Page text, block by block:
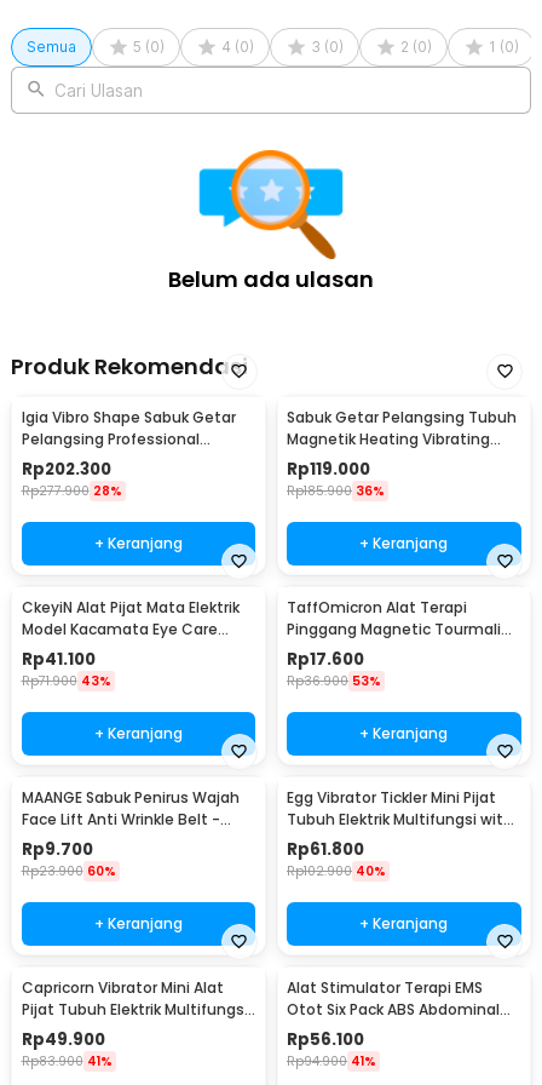
Semua 5 (0) 4 (0) 3 (0) 2 (0) 1 (0)
Cari Ulasan
Belum ada ulasan
Produk Rekomendasi
Igia Vibro Shape Sabuk Getar
Pelangsing Professional
Slimming 55W - MC0138
Rp202.300
Rp277.900 28%
+ Keranjang
Sabuk Getar Pelangsing Tubuh
Magnetik Heating Vibrating
Belt Massager - X5
Rp119.000
Rp185.900 36%
+ Keranjang
CkeyiN Alat Pijat Mata Elektrik
Model Kacamata Eye Care
Massager - MR818
Rp41.100
Rp71.900 43%
+ Keranjang
TaffOmicron Alat Terapi
Pinggang Magnetic Tourmaline
Nylon Size L
Rp17.600
Rp36.900 53%
+ Keranjang
MAANGE Sabuk Penirus Wajah
Face Lift Anti Wrinkle Belt -
TZ18
Rp9.700
Rp23.900 60%
+ Keranjang
Egg Vibrator Tickler Mini Pijat
Tubuh Elektrik Multifungsi with
Remote - 11829
Rp61.800
Rp102.900 40%
+ Keranjang
Capricorn Vibrator Mini Alat
Pijat Tubuh Elektrik Multifungsi
- EL-025
Rp49.900
Rp83.900 41%
Alat Stimulator Terapi EMS
Otot Six Pack ABS Abdominal
Muscle - 068R2
Rp56.100
Rp94.900 41%